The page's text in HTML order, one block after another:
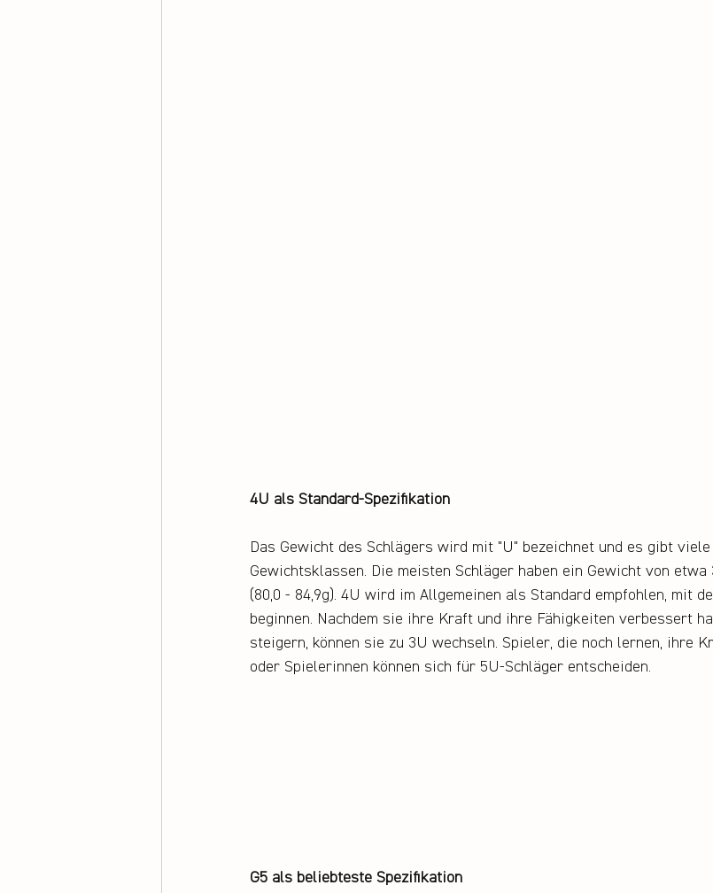
4U als Standard-Spezifikation
Das Gewicht des Schlägers wird mit "U" bezeichnet und es gibt
Gewichtsklassen. Die meisten Schläger haben ein Gewicht von etwa
(80,0 - 84,9g). 4U wird im Allgemeinen als Standard empfohlen, mit
beginnen. Nachdem sie ihre Kraft und ihre Fähigkeiten verbessert
steigern, können sie zu 3U wechseln. Spieler, die noch lernen, ihre
oder Spielerinnen können sich für 5U-Schläger entscheiden.
G5 als beliebteste Spezifikation